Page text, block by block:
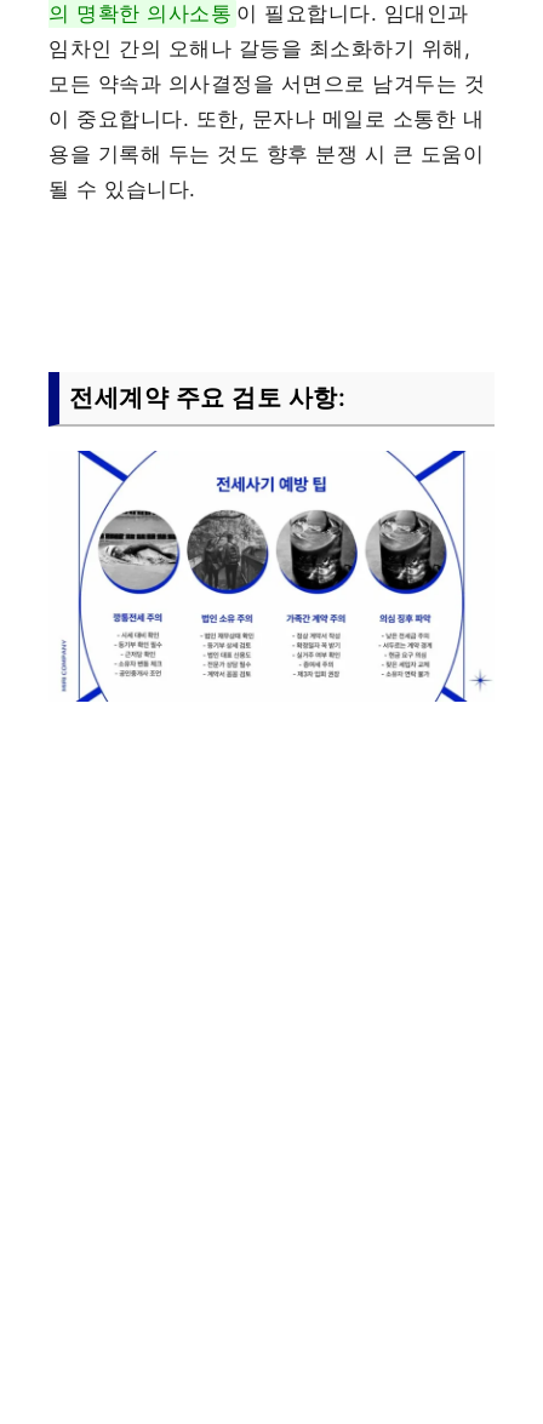
의 명확한 의사소통 이 필요합니다. 임대인과
임차인 간의 오해나 갈등을 최소화하기 위해,
모든 약속과 의사결정을 서면으로 남겨두는 것
이 중요합니다. 또한, 문자나 메일로 소통한 내
용을 기록해 두는 것도 향후 분쟁 시 큰 도움이
될 수 있습니다.
전세계약 주요 검토 사항: